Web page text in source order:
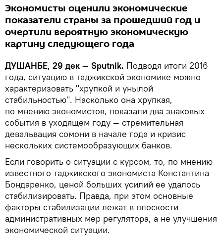
Экономисты оценили экономические
показатели страны за прошедший год и
очертили вероятную экономическую
картину следующего года
ДУШАНБЕ, 29 дек — Sputnik. Подводя итоги 2016
года, ситуацию в таджикской экономике можно
характеризовать "хрупкой и унылой
стабильностью". Насколько она хрупкая,
по мнению экономистов, показали два знаковых
события в уходящем году — стремительная
девальвация сомони в начале года и кризис
нескольких системообразующих банков.
Если говорить о ситуации с курсом, то, по мнению
известного таджикского экономиста Константина
Бондаренко, ценой больших усилий ее удалось
стабилизировать. Правда, при этом основные
факторы стабилизации лежат в плоскости
административных мер регулятора, а не улучшения
экономической ситуации.